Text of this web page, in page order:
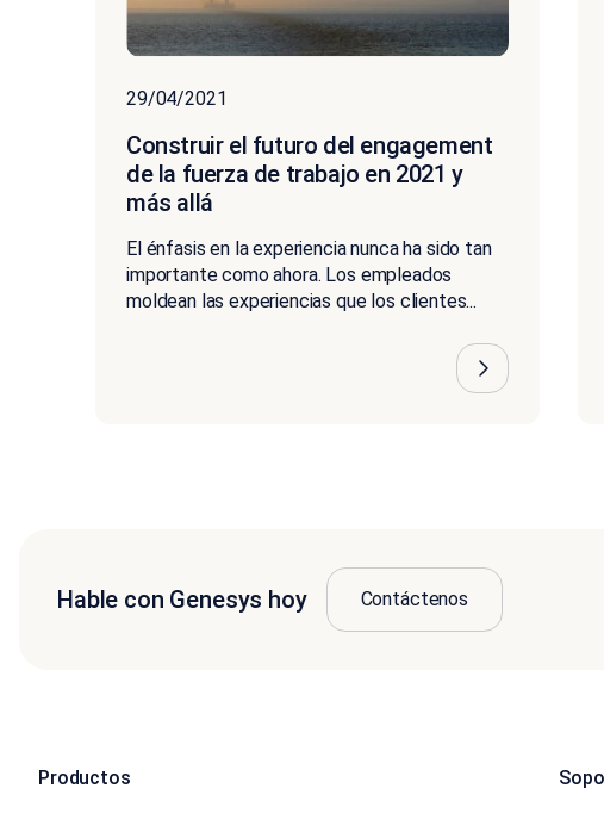
29/04/2021
Construir el futuro del engagement
de la fuerza de trabajo en 2021 y
más allá
El énfasis en la experiencia nunca ha sido tan
importante como ahora. Los empleados
moldean las experiencias que los clientes...
Hable con Genesys hoy Contáctenos
Productos